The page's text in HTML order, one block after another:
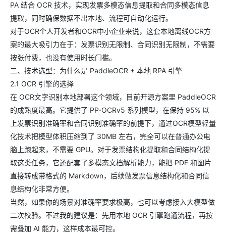
PA 结合 OCR 技术，实现发票多模态信息提取和合同多模态信息
提取，同时确保数据不出本地、流程可自动化运行。
对于OCR个人开发者和OCR中小企业来说，这套本地离线OCR方
案的最大吸引力在于：发票识别无限制、合同识别无限制，不需要
按张付费，也没有使用时长门槛。
二、技术选型：为什么是 PaddleOCR + 本地 RPA 引擎
2.1 OCR 引擎的选择
在 OCR文字识别本地部署这个领域，目前开源方案里 PaddleOCR
的成熟度最高。它提供了 PP-OCRv5 系列模型，在保持 95% 以
上发票识别准确率和合同识别准确率的前提下，通过OCR模型轻量
化技术把模型体积压缩到了 30MB 左右，完全可以在普通办公电
脑上跑起来，不需要 GPU。对于发票结构化提取和合同结构化提
取这类任务，它还配套了多模态文档解析能力，能把 PDF 和图片
直接转成带格式的 Markdown，后续做发票信息结构化和合同信
息结构化非常方便。
当然，如果你的场景对准确率要求极高，也可以考虑接入大模型做
二次校验。不过我的建议是：先用本地 OCR 引擎跑通流程，再按
需叠加 AI 能力，这样成本最可控。